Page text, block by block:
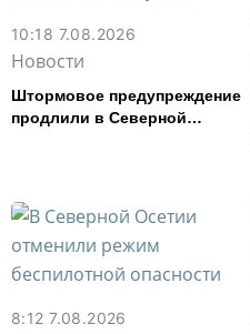
10:18 7.08.2026
Новости
Штормовое предупреждение
продлили в Северной
8:12 7.08.2026